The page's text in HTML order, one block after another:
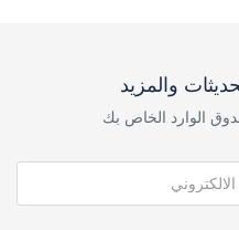
والمزيد
الوارد الخاص بك